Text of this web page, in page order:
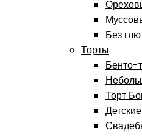
Без
Торты
Бенто-
Торт
Детские